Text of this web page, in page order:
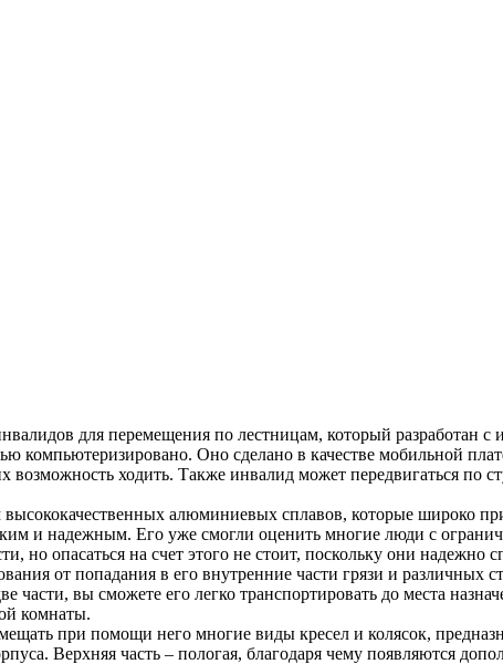
для перемещения по лестницам, который разработан с
компьютеризировано. Оно сделано в качестве мобильной
возможность ходить. Также инвалид может передвигаться
алюминиевых сплавов, которые широко
и надежным. Его уже смогли оценить многие люди с
но опасаться на счет этого не стоит, поскольку они надежно
от попадания в его внутренние части грязи и
части, вы сможете его легко транспортировать до места
комнаты.
при помощи него многие виды кресел и колясок,
Верхняя часть – пологая, благодаря чему появляются